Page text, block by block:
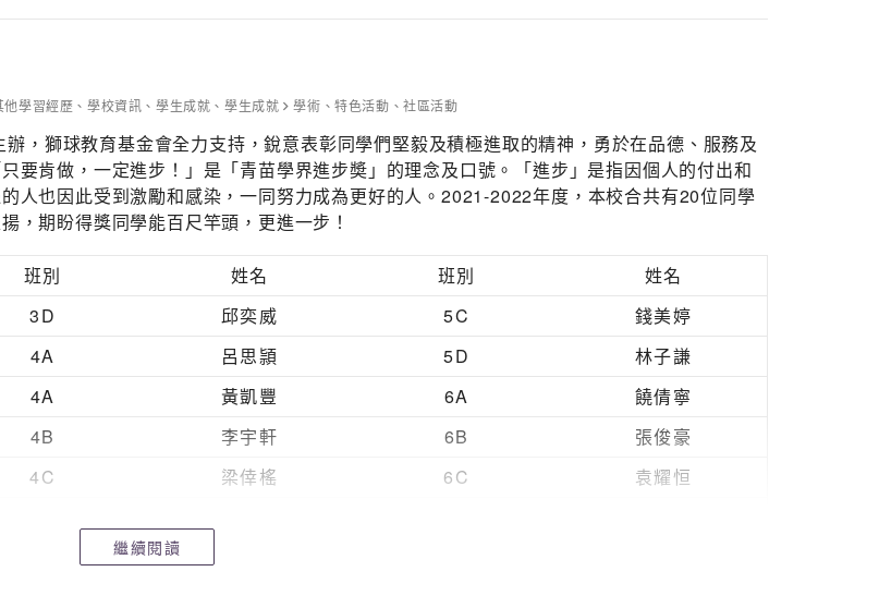
他學習經歷 、學校資訊 、學生成就 、學生成就 學術 、特色活動 、社區活動
，獅球教育基金會全力支持，銳意表彰同學們堅毅及積極進取的精神，勇於在品德、服務及
要肯做，一定進步！」是「青苗學界進步奬」的理念及口號。「進步」是指因個人的付出和
人也因此受到激勵和感染，一同努力成為更好的人。2021-2022年度，本校合共有20位同學
，期盼得獎同學能百尺竿頭，更進一步！
班別 姓名 班別
姓名
3D 邱奕威 5C
錢美婷
4A 呂思頴 5D
林子謙
4A 黃凱豐 6A
饒倩寧
4B 李宇軒 6B
張俊豪
4C 梁倖榣 6C
袁耀恒
繼續閱讀